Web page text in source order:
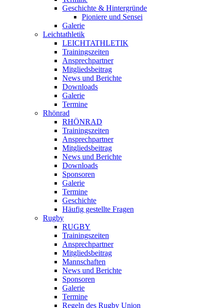
Geschichte & Hintergründe
Pioniere und Sensei
Galerie
Leichtathletik
LEICHTATHLETIK
Trainingszeiten
Ansprechpartner
Mitgliedsbeitrag
News und Berichte
Downloads
Galerie
Termine
Rhönrad
RHÖNRAD
Trainingszeiten
Ansprechpartner
Mitgliedsbeitrag
News und Berichte
Downloads
Sponsoren
Galerie
Termine
Geschichte
Häufig gestellte Fragen
Rugby
RUGBY
Trainingszeiten
Ansprechpartner
Mitgliedsbeitrag
Mannschaften
News und Berichte
Sponsoren
Galerie
Termine
Regeln des Rugby Union